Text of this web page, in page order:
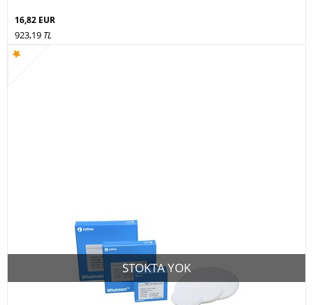
16,82 EUR
923,19 TL
STOKTA YOK